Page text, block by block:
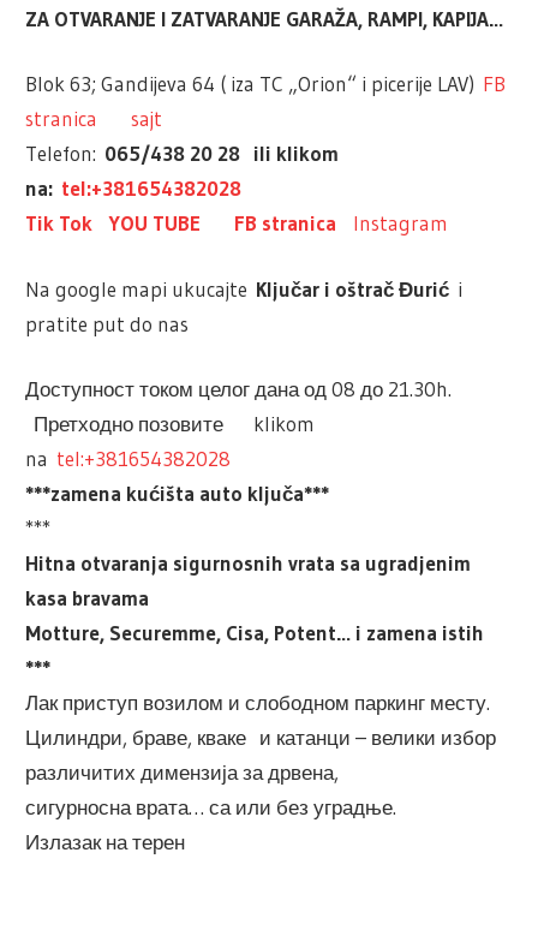
ZA OTVARANJE I ZATVARANJE GARAŽA, RAMPI, KAPIJA…
Blok 63; Gandijeva 64 ( iza TC „Orion“ i picerije LAV) FB
stranica
sajt
Telefon: 065/438 20 28 ili klikom
na: tel:+381654382028
Tik Tok
YOU TUBE FB stranica Instagram
Na google mapi ukucajte Ključar i oštrač Đurić i
pratite put do nas
Доступност током целог дана од 08 до 21.30h.
Претходно позовите klikom
na tel:+381654382028
***zamena kućišta auto ključa***
***
Hitna otvaranja sigurnosnih vrata sa ugradjenim
kasa bravama
Motture, Securemme, Cisa, Potent… i zamena istih
***
Лак приступ возилом и слободном паркинг месту.
Цилиндри, браве, кваке и катанци – велики избор
различитих димензија за дрвена,
сигурносна врата… са или без уградње.
Излазак на терен